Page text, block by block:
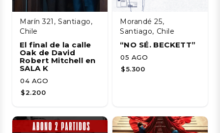
Marín 321, Santiago,
Chile
El final de la calle
Oak de David
Robert Mitchell en
SALA K
04 AGO
$2.200
Morandé 25,
Santiago, Chile
“NO SÉ. BECKETT”
05 AGO
$5.300